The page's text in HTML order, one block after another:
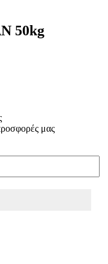
50kg
μας